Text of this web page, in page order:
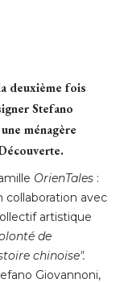
deuxième fois
Stefano
ménagère
OrienTales :
collaboration avec
artistique
de
chinoise".
Giovannoni,